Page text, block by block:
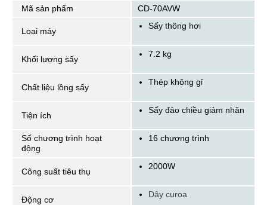
Mã sản phẩm
CD-70AVW
Loại máy
Sấy thông hơi
Khối lượng sấy
7.2 kg
Chất liệu lồng sấy
Thép không gỉ
Tiện ích
Sấy đảo chiều giảm nhăn
Số chương trình hoạt
động
16 chương trình
Công suất tiêu thụ
2000W
Động cơ
Dây curoa